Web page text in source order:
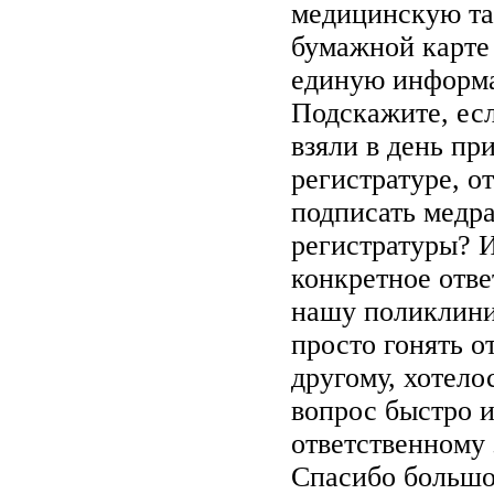
медицинскую
бумажной
единую
Подскажите,
взяли в день
регистратуре,
подписать
регистратуры?
конкретное
нашу
просто гонять
другому,
вопрос быстро
ответственному
Спасибо